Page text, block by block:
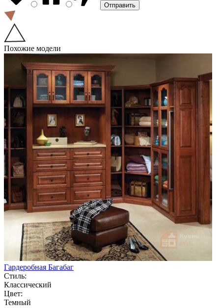
Похожие модели
Гардеробная Багабаг
Стиль:
Классический
Цвет:
Темный